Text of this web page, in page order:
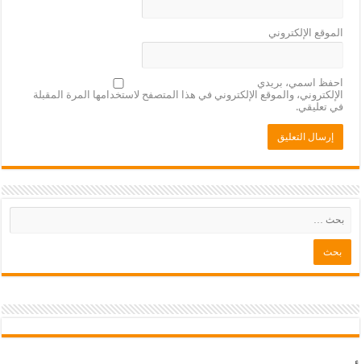
الموقع الإلكتروني
احفظ اسمي، بريدي
الإلكتروني، والموقع الإلكتروني في هذا المتصفح لاستخدامها المرة المقبلة
في تعليقي.